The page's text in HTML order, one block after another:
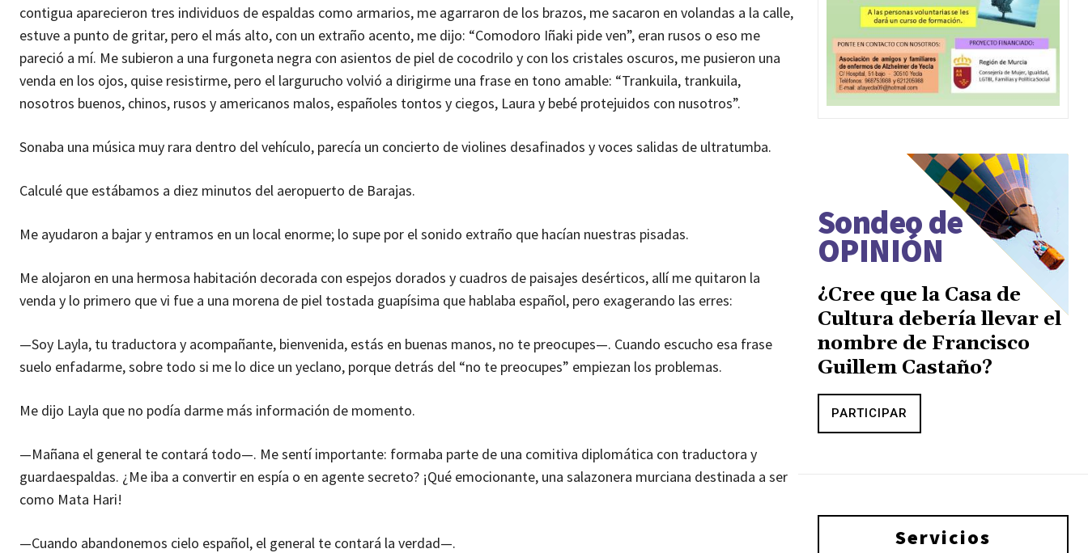
contigua aparecieron tres individuos de espaldas como armarios, me agarraron de los brazos, me sacaron en volandas a la calle,
estuve a punto de gritar, pero el más alto, con un extraño acento, me dijo: “Comodoro Iñaki pide ven”, eran rusos o eso me
pareció a mí. Me subieron a una furgoneta negra con asientos de piel de cocodrilo y con los cristales oscuros, me pusieron una
venda en los ojos, quise resistirme, pero el largurucho volvió a dirigirme una frase en tono amable: “Trankuila, trankuila,
nosotros buenos, chinos, rusos y americanos malos, españoles tontos y ciegos, Laura y bebé protejuidos con nusotros”.
Sonaba una música muy rara dentro del vehículo, parecía un concierto de violines desafinados y voces salidas de ultratumba.
Calculé que estábamos a diez minutos del aeropuerto de Barajas.
Me ayudaron a bajar y entramos en un local enorme; lo supe por el sonido extraño que hacían nuestras pisadas.
Me alojaron en una hermosa habitación decorada con espejos dorados y cuadros de paisajes desérticos, allí me quitaron la
venda y lo primero que vi fue a una morena de piel tostada guapísima que hablaba español, pero exagerando las erres:
—Soy Layla, tu traductora y acompañante, bienvenida, estás en buenas manos, no te preocupes—. Cuando escucho esa frase
suelo enfadarme, sobre todo si me lo dice un yeclano, porque detrás del “no te preocupes” empiezan los problemas.
Me dijo Layla que no podía darme más información de momento.
—Mañana el general te contará todo—. Me sentí importante: formaba parte de una comitiva diplomática con traductora y
guardaespaldas. ¿Me iba a convertir en espía o en agente secreto? ¡Qué emocionante, una salazonera murciana destinada a ser
como Mata Hari!
—Cuando abandonemos cielo español, el general te contará la verdad—.
Sondeo de
OPINIÓN
¿Cree que la Casa de
Cultura debería llevar el
nombre de Francisco
Guillem Castaño?
PARTICIPAR
Servicios